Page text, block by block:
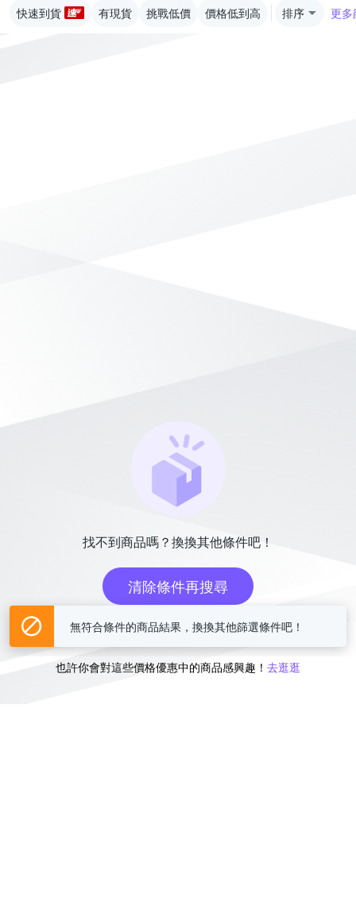
快速到貨 有現貨 挑戰低價 價格低到高 排序 更多
找不到商品嗎？換換其他條件吧！
清除條件再搜尋
或
也許你會對這些價格優惠中的商品感興趣！ 去逛逛
無符合條件的商品結果，換換其他篩選條件吧！